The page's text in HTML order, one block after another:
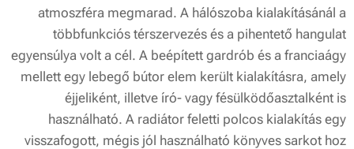
atmoszféra megmarad. A hálószoba kialakításánál a
többfunkciós térszervezés és a pihentető hangulat
egyensúlya volt a cél. A beépített gardrób és a franciaágy
mellett egy lebegő bútor elem került kialakításra, amely
éjjeliként, illetve író- vagy fésülködőasztalként is
használható. A radiátor feletti polcos kialakítás egy
visszafogott, mégis jól használható könyves sarkot hoz